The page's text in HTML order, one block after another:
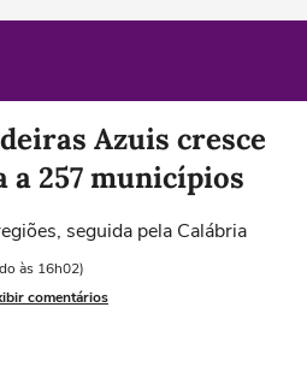
Azuis cresce
a 257 municípios
seguida pela Calábria
às 16h02)
comentários